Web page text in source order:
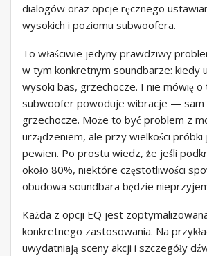
dialogów oraz opcje ręcznego
wysokich i poziomu subwoofera.
To właściwie jedyny prawdziwy
w tym konkretnym soundbarze: kiedy
wysoki bas, grzechocze. I nie mówię o
subwoofer powoduje wibracje — sam
grzechocze. Może to być problem z
urządzeniem, ale przy wielkości
pewien. Po prostu wiedz, że jeśli
około 80%, niektóre częstotliwości
obudowa soundbara będzie
Każda z opcji EQ jest
konkretnego zastosowania. Na
uwydatniają sceny akcji i szczegóły